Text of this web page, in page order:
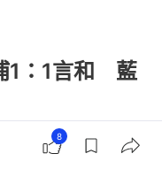
1：1言和 藍
8